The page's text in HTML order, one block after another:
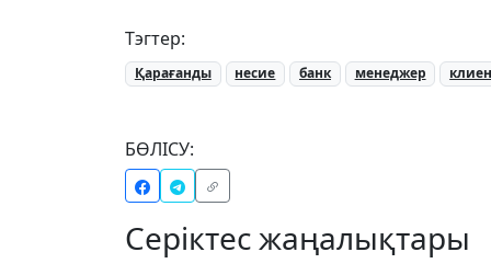
Тэгтер:
Қарағанды несие банк менеджер
БӨЛІСУ:
Серіктес жаңалықтары